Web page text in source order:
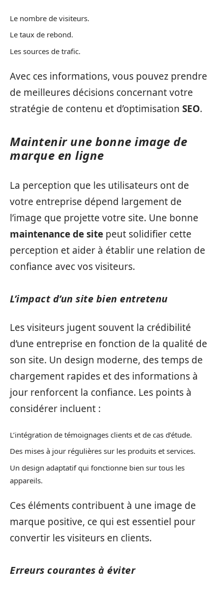
Le nombre de visiteurs.
Le taux de rebond.
Les sources de trafic.
Avec ces informations, vous pouvez prendre
de meilleures décisions concernant votre
stratégie de contenu et d’optimisation SEO.
Maintenir une bonne image de
marque en ligne
La perception que les utilisateurs ont de
votre entreprise dépend largement de
l’image que projette votre site. Une bonne
maintenance de site peut solidifier cette
perception et aider à établir une relation de
confiance avec vos visiteurs.
L’impact d’un site bien entretenu
Les visiteurs jugent souvent la crédibilité
d’une entreprise en fonction de la qualité de
son site. Un design moderne, des temps de
chargement rapides et des informations à
jour renforcent la confiance. Les points à
considérer incluent :
L’intégration de témoignages clients et de cas d’étude.
Des mises à jour régulières sur les produits et services.
Un design adaptatif qui fonctionne bien sur tous les
appareils.
Ces éléments contribuent à une image de
marque positive, ce qui est essentiel pour
convertir les visiteurs en clients.
Erreurs courantes à éviter